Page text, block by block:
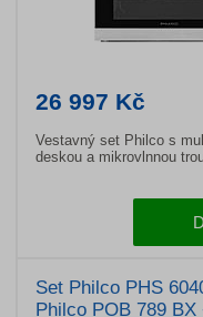
26 997 Kč
Vestavný set Philco s
deskou a mikrovlnnou
Set Philco PHS
Philco POB 789